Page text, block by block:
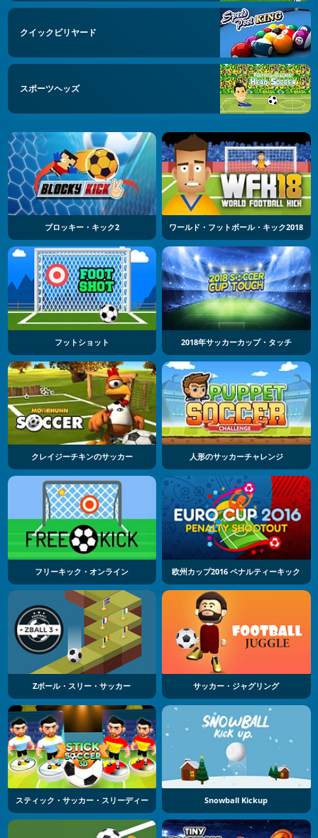
クイックビリヤード
スポーツヘッズ
ブロッキー・キック2 ワールド・フットボール・キック2018
フットショット 2018年サッカーカップ・タッチ
クレイジーチキンのサッカー 人形のサッカーチャレンジ
フリーキック・オンライン 欧州カップ2016 ペナルティーキック
Zボール・スリー・サッカー サッカー・ジャグリング
スティック・サッカー・スリーディー Snowball Kickup